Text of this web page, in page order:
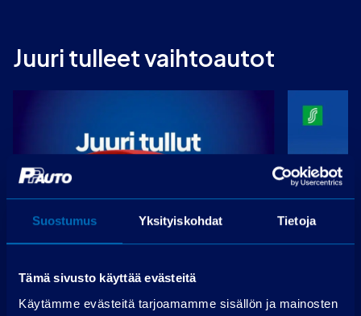
Suostumus Yksityiskohdat Tietoja
Tämä sivusto käyttää evästeitä
Käytämme evästeitä tarjoamamme sisällön ja mainosten
Juuri tulleet vaihtoautot
Kia Rio
1,0 T-GDI ISG 100hv EX EcoDynamics Rubicon